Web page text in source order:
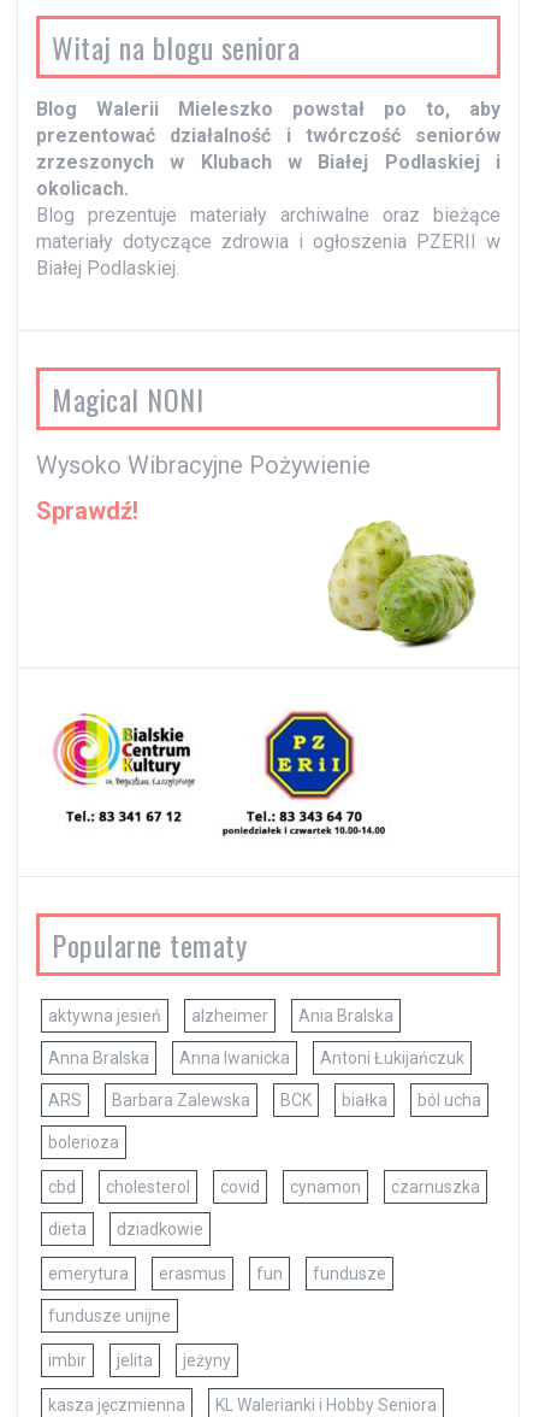
y
Witaj na blogu seniora
Blog Walerii Mieleszko powstał po to, aby
prezentować działalność i twórczość seniorów
zrzeszonych w Klubach w Białej Podlaskiej i
okolicach.
Blog prezentuje materiały archiwalne oraz bieżące
materiały dotyczące zdrowia i ogłoszenia PZERII w
Białej Podlaskiej.
Magical NONI
Wysoko Wibracyjne Pożywienie
Sprawdź!
Popularne tematy
aktywna jesień alzheimer Ania Bralska
Anna Bralska Anna Iwanicka Antoni Łukijańczuk
ARS Barbara Zalewska BCK białka ból ucha
bolerioza
cbd cholesterol covid cynamon czarnuszka
dieta dziadkowie
emerytura erasmus fun fundusze
fundusze unijne
imbir jelita jeżyny
kasza jęczmienna KL Walerianki i Hobby Seniora